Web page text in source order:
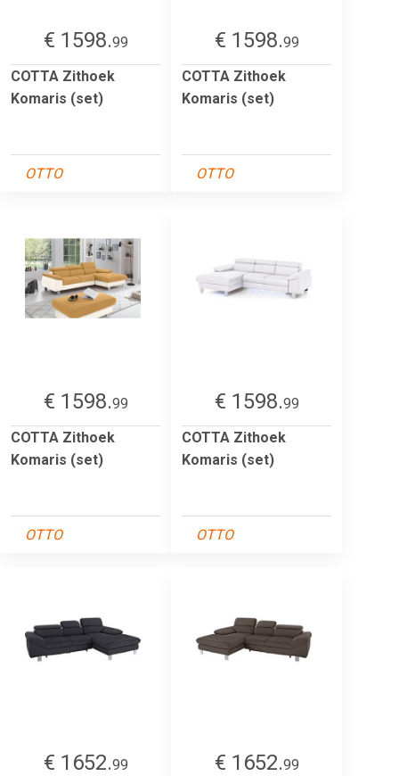
€ 1598.99
COTTA Zithoek
Komaris (set)
OTTO
€ 1598.99
COTTA Zithoek
Komaris (set)
OTTO
€ 1598.99
COTTA Zithoek
Komaris (set)
OTTO
€ 1598.99
COTTA Zithoek
Komaris (set)
OTTO
€ 1652.99
€ 1652.99